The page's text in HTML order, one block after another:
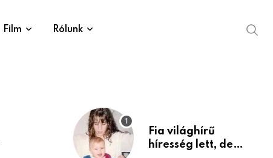
Film Rólunk
Fia világhírű
híresség lett, de